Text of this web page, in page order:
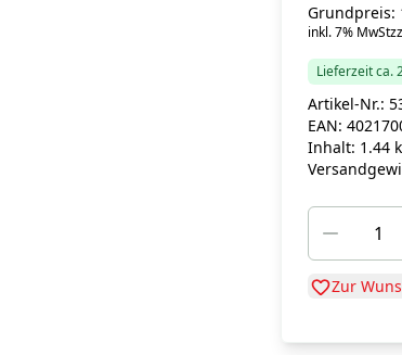
Grundpreis:
inkl. 7% MwSt
Lieferzeit ca.
Artikel-Nr.:
EAN:
Inhalt: 1.44
Zur